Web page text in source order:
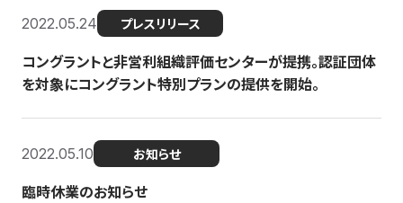
2022.05.24 プレスリリース
コングラントと非営利組織評価センターが提携。認証団体
を対象にコングラント特別プランの提供を開始。
2022.05.10 お知らせ
臨時休業のお知らせ